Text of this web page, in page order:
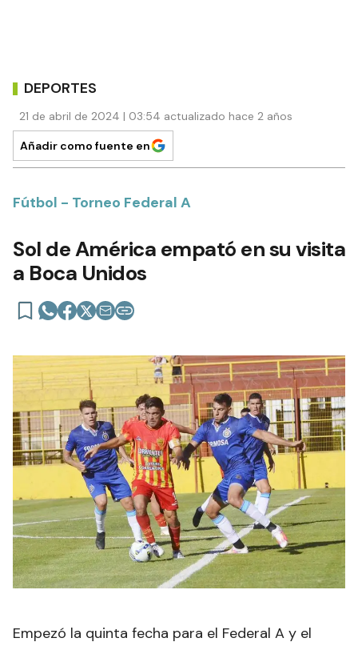
DEPORTES
21 de abril de 2024 | 03:54 actualizado hace 2 años
Añadir como fuente en
Fútbol - Torneo Federal A
Sol de América empató en su visita
a Boca Unidos
Empezó la quinta fecha para el Federal A y el